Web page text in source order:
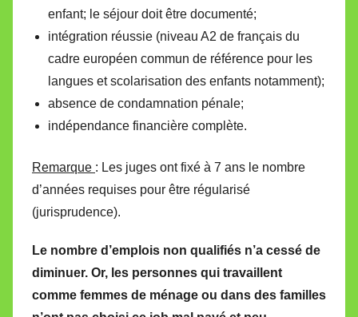
enfant; le séjour doit être documenté;
intégration réussie (niveau A2 de français du
cadre européen commun de référence pour les
langues et scolarisation des enfants notamment);
absence de condamnation pénale;
indépendance financière complète.
Remarque : Les juges ont fixé à 7 ans le nombre
d’années requises pour être régularisé
(jurisprudence).
Le nombre d’emplois non qualifiés n’a cessé de
diminuer. Or, les personnes qui travaillent
comme femmes de ménage ou dans des familles